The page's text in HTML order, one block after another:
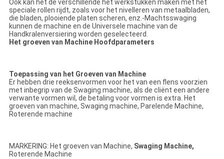
Ook kan het de verschillende het werkstukken maken met het
speciale rollen rijdt, zoals voor het nivelleren van metaalbladen,
die bladen, plooiende platen scheren, enz.-Machtsswaging
kunnen de machine en de Universele machine van de
Handkralenversiering worden geselecteerd.
Het groeven van Machine Hoofdparameters
Toepassing van het Groeven van Machine
Er hebben drie reeksenvormen voor het van een flens voorzien
met inbegrip van de Swaging machine, als de cliënt een andere
verwante vormen wil, de betaling voor vormen is extra. Het
groeven van machine, Swaging machine, Parelende Machine,
Roterende machine
MARKERING: Het groeven van Machine, Swaging Machine,
Roterende Machine